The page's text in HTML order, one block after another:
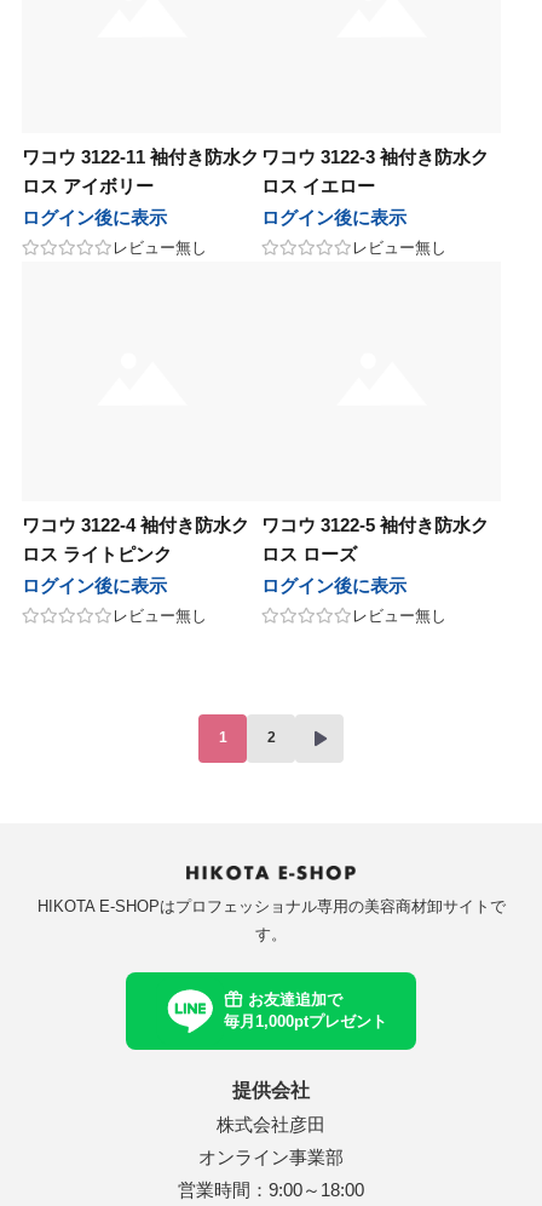
ワコウ 3122-11 袖付き防水ク
ロス アイボリー
ログイン後に表示
レビュー無し
ワコウ 3122-3 袖付き防水ク
ロス イエロー
ログイン後に表示
レビュー無し
ワコウ 3122-4 袖付き防水ク
ロス ライトピンク
ログイン後に表示
レビュー無し
ワコウ 3122-5 袖付き防水ク
ロス ローズ
ログイン後に表示
レビュー無し
1 2
HIKOTA E-SHOPはプロフェッショナル専用の美容商材卸サイトで
す。
お友達追加で
毎月1,000ptプレゼント
提供会社
株式会社彦田
オンライン事業部
営業時間：9:00～18:00